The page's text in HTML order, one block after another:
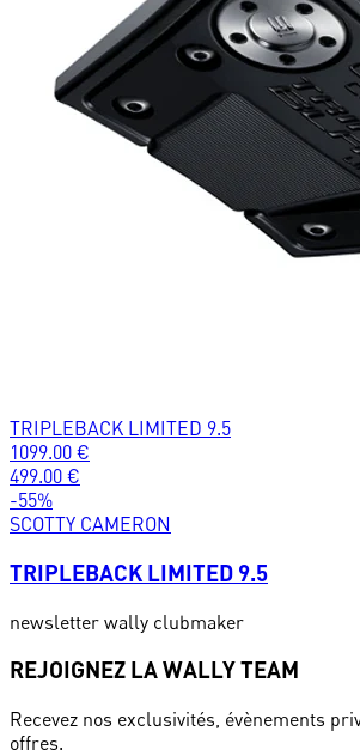
TRIPLEBACK LIMITED 9.5
1099.00 €
499.00 €
-55%
SCOTTY CAMERON
TRIPLEBACK LIMITED 9.5
newsletter wally clubmaker
REJOIGNEZ LA WALLY TEAM
Recevez nos exclusivités, évènements
offres.